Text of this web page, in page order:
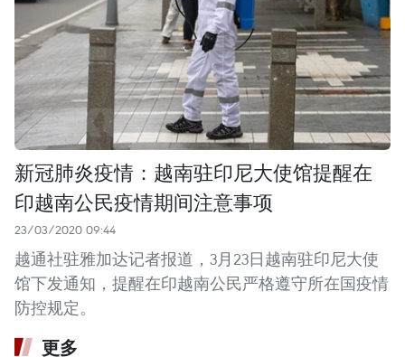
新冠肺炎疫情：越南驻印尼大使馆提醒在
印越南公民疫情期间注意事项
23/03/2020 09:44
越通社驻雅加达记者报道，3月23日越南驻印尼大使
馆下发通知，提醒在印越南公民严格遵守所在国疫情
防控规定。
更多